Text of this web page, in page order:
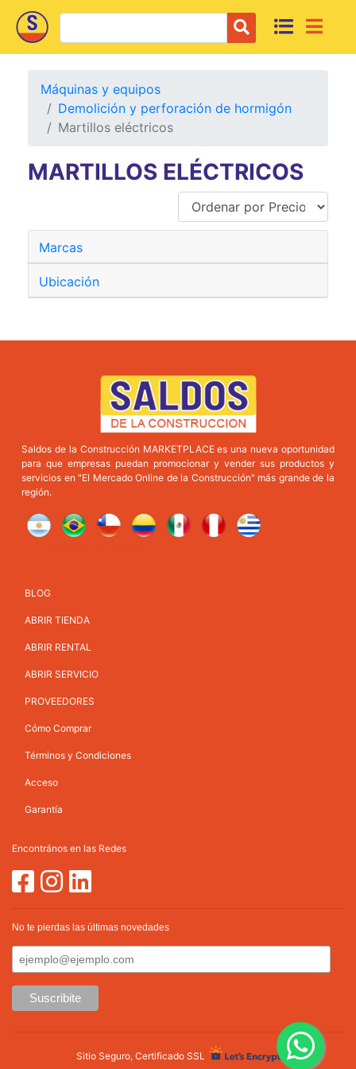
Máquinas y equipos
Demolición y perforación de hormigón
Martillos eléctricos
MARTILLOS ELÉCTRICOS
Marcas
Ubicación
Saldos de la Construcción MARKETPLACE es una nueva oportunidad
para que empresas puedan promocionar y vender sus productos y
servicios en "El Mercado Online de la Construcción" más grande de la
región.
BLOG
ABRIR TIENDA
ABRIR RENTAL
ABRIR SERVICIO
PROVEEDORES
Cómo Comprar
Términos y Condiciones
Acceso
Garantía
Encontrános en las Redes
No te pierdas las últimas novedades
Sitio Seguro, Certificado SSL